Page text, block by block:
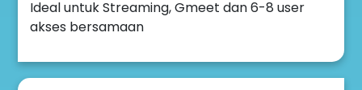
Ideal untuk Streaming, Gmeet dan 6-8 user
akses bersamaan